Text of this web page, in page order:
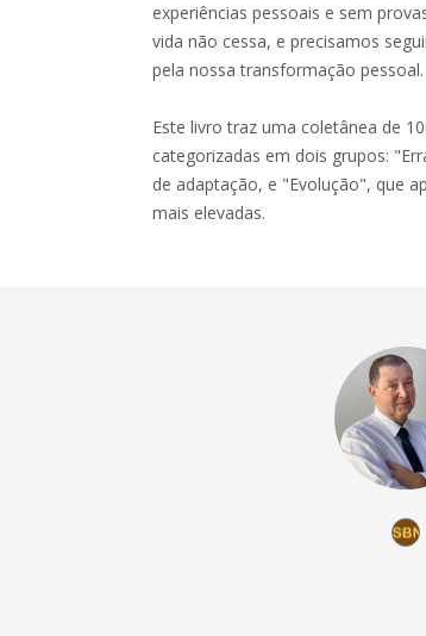
experiências pessoais e sem
vida não cessa, e precisamos
pela nossa transformação pessoal.
Este livro traz uma coletânea de
categorizadas em dois grupos:
de adaptação, e "Evolução", que
mais elevadas.